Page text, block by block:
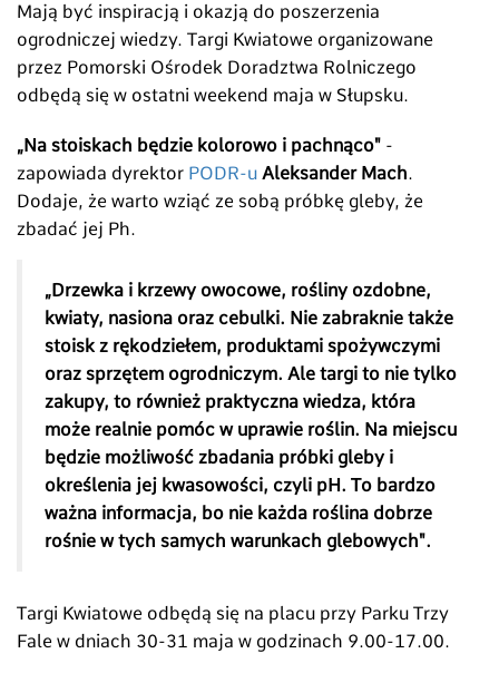
Mają być inspiracją i okazją do poszerzenia
ogrodniczej wiedzy. Targi Kwiatowe organizowane
przez Pomorski Ośrodek Doradztwa Rolniczego
odbędą się w ostatni weekend maja w Słupsku.
„Na stoiskach będzie kolorowo i pachnąco" -
zapowiada dyrektor PODR-u Aleksander Mach.
Dodaje, że warto wziąć ze sobą próbkę gleby, że
zbadać jej Ph.
„Drzewka i krzewy owocowe, rośliny ozdobne,
kwiaty, nasiona oraz cebulki. Nie zabraknie także
stoisk z rękodziełem, produktami spożywczymi
oraz sprzętem ogrodniczym. Ale targi to nie tylko
zakupy, to również praktyczna wiedza, która
może realnie pomóc w uprawie roślin. Na miejscu
będzie możliwość zbadania próbki gleby i
określenia jej kwasowości, czyli pH. To bardzo
ważna informacja, bo nie każda roślina dobrze
rośnie w tych samych warunkach glebowych".
Targi Kwiatowe odbędą się na placu przy Parku Trzy
Fale w dniach 30-31 maja w godzinach 9.00-17.00.